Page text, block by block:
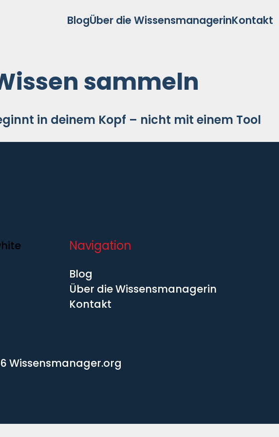
BlogÜber die WissensmanagerinKontakt
sammeln
in deinem Kopf – nicht mit einem Tool
Navigation
Blog
Über die Wissensmanagerin
Kontakt
Wissensmanager.org